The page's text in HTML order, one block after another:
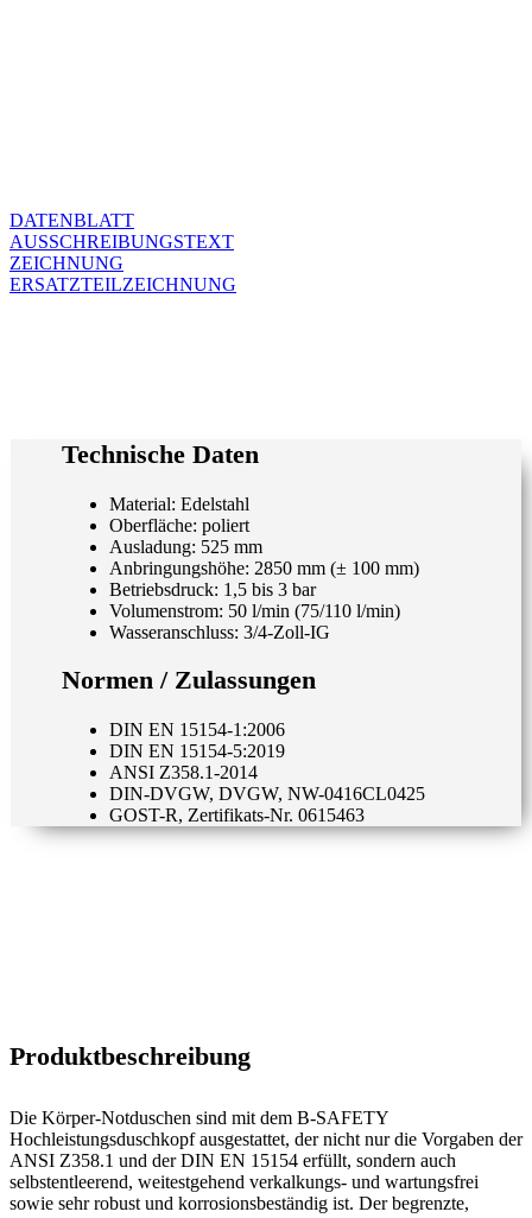
DATENBLATT
AUSSCHREIBUNGSTEXT
ZEICHNUNG
ERSATZTEILZEICHNUNG
Technische Daten
Material: Edelstahl
Oberfläche: poliert
Ausladung: 525 mm
Anbringungshöhe: 2850 mm (± 100 mm)
Betriebsdruck: 1,5 bis 3 bar
Volumenstrom: 50 l/min (75/110 l/min)
Wasseranschluss: 3/4-Zoll-IG
Normen / Zulassungen
DIN EN 15154-1:2006
DIN EN 15154-5:2019
ANSI Z358.1-2014
DIN-DVGW, DVGW, NW-0416CL0425
GOST-R, Zertifikats-Nr. 0615463
Produktbeschreibung
Die Körper-Notduschen sind mit dem B-SAFETY
Hochleistungsduschkopf ausgestattet, der nicht nur die Vorgaben der
ANSI Z358.1 und der DIN EN 15154 erfüllt, sondern auch
selbstentleerend, weitestgehend verkalkungs- und wartungsfrei
sowie sehr robust und korrosionsbeständig ist. Der begrenzte,